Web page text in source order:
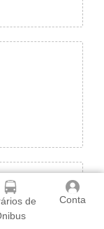
de
Conta